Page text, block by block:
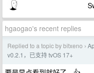
hgaogao's recent replies
Replied to a topic by bitxeno ›
v0.2.1，已支持 tvOS 17+